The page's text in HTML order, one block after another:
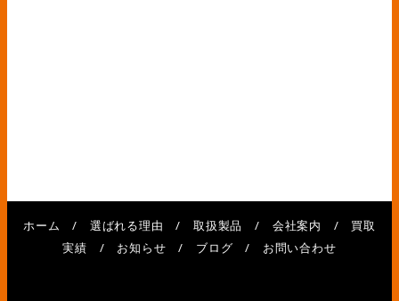
ホーム / 選ばれる理由 /取扱製品 / 会社案内 / 買取
実績 / お知らせ / ブログ / お問い合わせ